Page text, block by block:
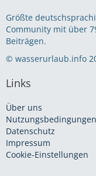
Größte
Community mit über
Beiträgen.
© wasserurlaub.info
Links
Über uns
Nutzungsbedingungen
Datenschutz
Impressum
Cookie-Einstellungen